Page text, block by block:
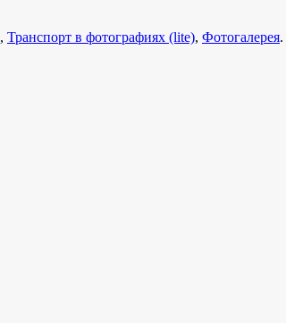
, Транспорт в фотографиях (lite), Фотогалерея